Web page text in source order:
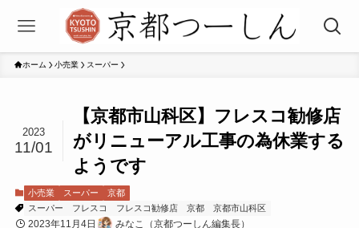
ホーム 小売業 スーパー
【京都市山科区】フレスコ勧修店
がリニューアル工事の為休業する
ようです
2023
11/01
小売業 スーパー
京都
スーパー
フレスコ フレスコ勧修店 京都 京都市山科区
2023年11月4日 みなこ（京都つーしん編集長）